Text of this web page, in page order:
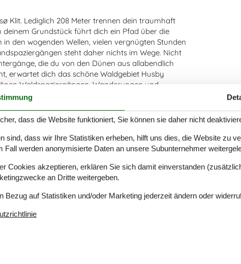
Klit. Lediglich 208 Meter trennen dein traumhaft
Grundstück führt dich ein Pfad über die
den wogenden Wellen, vielen vergnügten Stunden
steht daher nichts im Wege. Nicht
die du von den Dünen aus allabendlich
erwartet dich das schöne Waldgebiet Husby
Waldspaziergängen, Wanderungen und
einen Badesee bietet. In Vedersø Klit gibt es zwei
deines Aufenthalts bequem aufladen kannst.
dass die Website funktioniert, Sie können sie daher nicht
sind, dass wir Ihre Statistiken erheben, hilft uns dies, die Website zu
Fall werden anonymisierte Daten an unsere Subunternehmer
Cookies akzeptieren, erklären Sie sich damit einverstanden
an Dritte weitergeben.
Bezug auf Statistiken und/oder Marketing jederzeit ändern oder